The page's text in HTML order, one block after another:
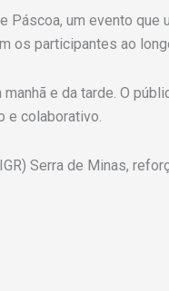
um evento que
os participantes ao
e da tarde. O
e colaborativo.
Serra de Minas,